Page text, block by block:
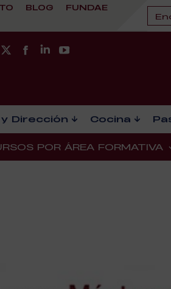
BLOG FUNDAE
Dirección Cocina
POR ÁREA FORMATIVA